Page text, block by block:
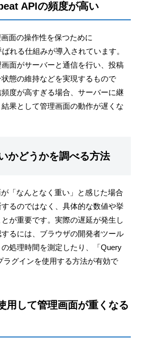
APIの頻度が高い
面の操作性を保つために
ばれる仕組みが導入されています。
面がサーバーと通信を行い、投稿
態の維持などを実現するもので
度が高すぎる場合、サーバーに継
果として管理画面の動作が遅くな
かどうかを調べる方法
「なんとなく重い」と感じた場合
るのではなく、具体的な数値や挙
が重要です。実際の遅延が発生し
るには、ブラウザの開発者ツール
処理時間を測定したり、「Query
ラグインを使用する方法が有効で
用して管理画面が重くなる